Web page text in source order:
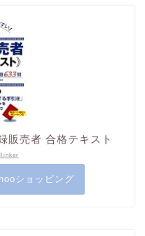
販売者 合格テキスト
ショッピング